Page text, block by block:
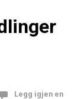
Legg igjen en